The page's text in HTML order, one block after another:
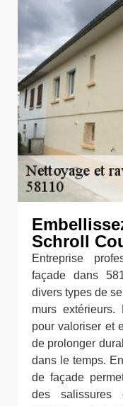
Schroll
Entreprise
façade dans
divers types de
murs extérieurs.
pour valoriser et
de prolonger
dans le temps.
de façade
des salissures